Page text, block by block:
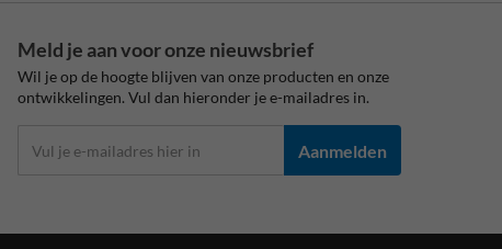
Meld je aan voor onze nieuwsbrief
Wil je op de hoogte blijven van onze producten en onze
ontwikkelingen. Vul dan hieronder je e-mailadres in.
Aanmelden